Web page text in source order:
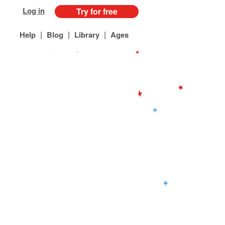
Log in Try for free
Help | Blog | Library | Ages